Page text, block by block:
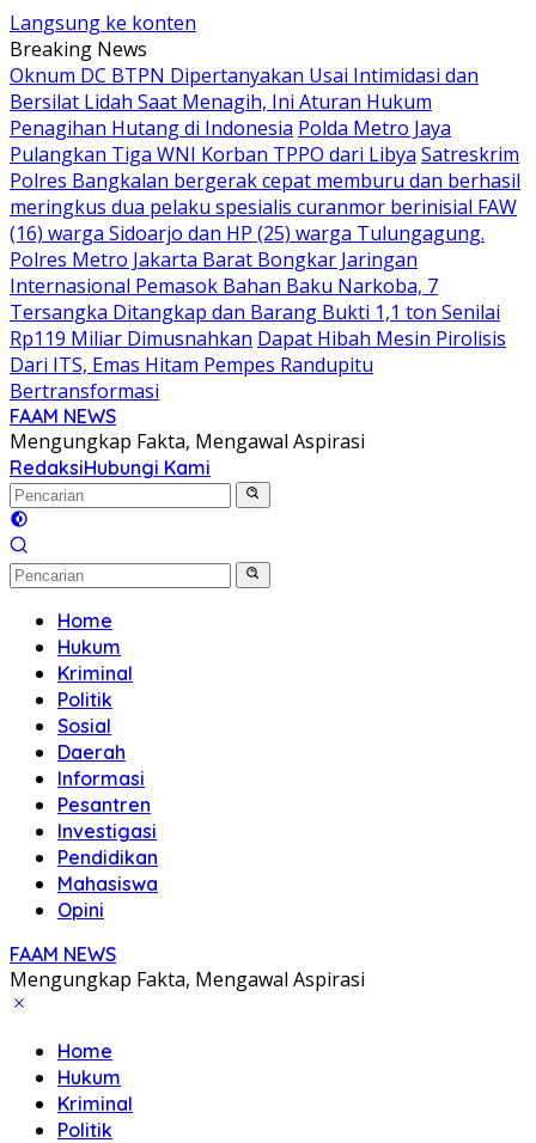
Langsung ke konten
Breaking News
Oknum DC BTPN Dipertanyakan Usai Intimidasi dan
Bersilat Lidah Saat Menagih, Ini Aturan Hukum
Penagihan Hutang di Indonesia Polda Metro Jaya
Pulangkan Tiga WNI Korban TPPO dari Libya Satreskrim
Polres Bangkalan bergerak cepat memburu dan berhasil
meringkus dua pelaku spesialis curanmor berinisial FAW
(16) warga Sidoarjo dan HP (25) warga Tulungagung.
Polres Metro Jakarta Barat Bongkar Jaringan
Internasional Pemasok Bahan Baku Narkoba, 7
Tersangka Ditangkap dan Barang Bukti 1,1 ton Senilai
Rp119 Miliar Dimusnahkan Dapat Hibah Mesin Pirolisis
Dari ITS, Emas Hitam Pempes Randupitu
Bertransformasi
FAAM NEWS
Mengungkap Fakta, Mengawal Aspirasi
RedaksiHubungi Kami
Home
Hukum
Kriminal
Politik
Sosial
Daerah
Informasi
Pesantren
Investigasi
Pendidikan
Mahasiswa
Opini
FAAM NEWS
Mengungkap Fakta, Mengawal Aspirasi
Home
Hukum
Kriminal
Politik